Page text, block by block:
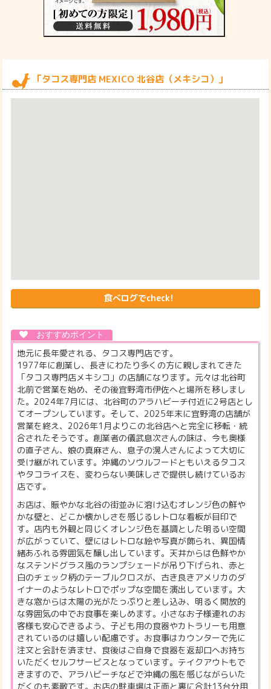
「タコス専門店 MEXICO 北谷店（メキシコ）」
食べログでcheck!
地元に長年愛される、タコス専門店です。
1977年に創業し、長きにわたり多くの方に親しまれてきた
「タコス専門店メキシコ」の店舗になります。元々は北谷町
北前で営業を始め、その後宜野湾市伊佐へと場所を移しまし
た。2024年7月には、北谷町のアラハビーチ付近に2号店とし
てオープンしています。そして、2025年末に宜野湾の店舗が
営業を終え、2026年1月よりこの北谷店へと完全に移転・統
合されたそうです。創業者の儀武息次さんの味は、今も奥様
の直子さん、娘の真麻さん、息子の滉人さんによって大切に
受け継がれています。沖縄のソウルフードともいえるタコス
やタコライスを、変わらない美味しさで提供し続けているお
店です。
お店は、賑やかな北谷の街並みに溶け込むオレンジ色の鮮や
かな壁と、どこか懐かしさを感じるレトロな看板が目印で
す。店内も外観と同じくオレンジ色を基調とした明るい空間
が広がっていて、壁にはレトロな絵や写真が飾られ、異国情
緒あふれる雰囲気を醸し出しています。天井からは色鮮やか
なステンドグラス風のランプシェードが吊り下げられ、赤と
白のチェック柄のテーブルクロスが、古き良きアメリカのダ
イナーのようなレトロでポップな空間を演出しています。大
きな窓からは太陽の光がたっぷりと差し込み、明るく開放的
な雰囲気の中でお食事を楽しめます。小さなお子様連れのお
客様も安心できるよう、子ども用の食器やカトラリーも用意
されているのは嬉しい配慮です。お食事はカウンターで先に
注文と会計を済ませ、食後はご自身で食器を返却口へお持ち
いただくセルフサービスとなっています。テイクアウトもで
きますので、アラハビーチなどで沖縄の風を感じながらいた
だくのも素敵です。お店の駐車場は正面と裏に合計13台分用